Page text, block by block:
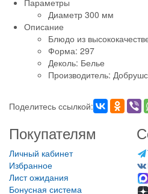
Параметры
Диаметр 300 мм
Описание
Блюдо из
Форма: 297
Деколь: Белье
Производитель:
Поделитесь ссылкой:
Покупателям
Личный кабинет
Избранное
Лист ожидания
Бонусная система